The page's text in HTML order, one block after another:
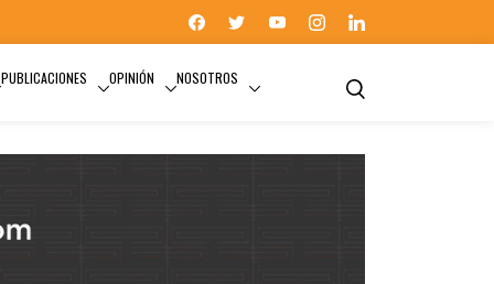
PUBLICACIONES OPINIÓN NOSOTROS